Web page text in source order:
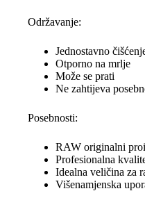
Održavanje:
Jednostavno
Otporno na mrlje
Može se prati
Ne zahtijeva
Posebnosti:
RAW originalni
Profesionalna
Idealna veličina za
Višenamjenska